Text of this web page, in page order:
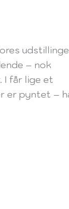
– nok
I får lige et
er pyntet –